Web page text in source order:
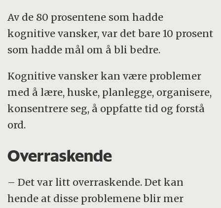
Av de 80 prosentene som hadde
kognitive vansker, var det bare 10 prosent
som hadde mål om å bli bedre.
Kognitive vansker kan være problemer
med å lære, huske, planlegge, organisere,
konsentrere seg, å oppfatte tid og forstå
ord.
Overraskende
– Det var litt overraskende. Det kan
hende at disse problemene blir mer